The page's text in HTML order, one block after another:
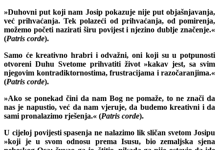
»Duhovni put koji nam Josip pokazuje nije put objašnjavanja,
već prihvaćanja. Tek polazeći od prihvaćanja, od pomirenja,
možemo početi nazirati širu povijest i njezino dublje značenje.«
(Patris corde).
Samo će kreativno hrabri i odvažni, oni koji su u potpunosti
otvoreni Duhu Svetome prihvatiti život »kakav jest, sa svim
njegovim kontradiktornostima, frustracijama i razočaranjima.«
(Patris corde).
»Ako se ponekad čini da nam Bog ne pomaže, to ne znači da
nas je napustio, već da nam vjeruje, da budemo kreativni i da
sami pronalazimo rješenja.« (Patris corde).
U cijeloj povijesti spasenja ne nalazimo lik sličan svetom Josipu
»koji je u svom odnosu prema Isusu, bio zemaljska sjena